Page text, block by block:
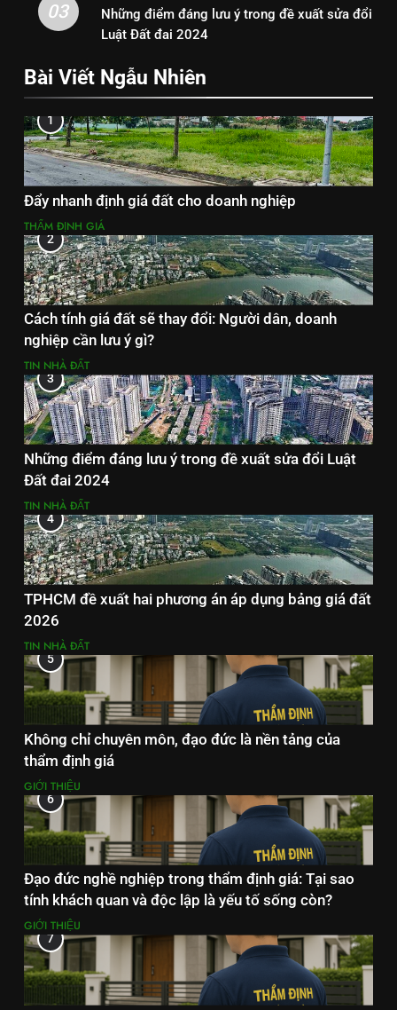
03
Những điểm đáng lưu ý trong đề xuất sửa đổi
Luật Đất đai 2024
Bài Viết Ngẫu Nhiên
1
Đẩy nhanh định giá đất cho doanh nghiệp
THẨM ĐỊNH GIÁ
2
Cách tính giá đất sẽ thay đổi: Người dân, doanh
nghiệp cần lưu ý gì?
TIN NHÀ ĐẤT
3
Những điểm đáng lưu ý trong đề xuất sửa đổi Luật
Đất đai 2024
TIN NHÀ ĐẤT
4
TPHCM đề xuất hai phương án áp dụng bảng giá đất
2026
TIN NHÀ ĐẤT
5
Không chỉ chuyên môn, đạo đức là nền tảng của
thẩm định giá
GIỚI THIỆU
6
Đạo đức nghề nghiệp trong thẩm định giá: Tại sao
tính khách quan và độc lập là yếu tố sống còn?
GIỚI THIỆU
7